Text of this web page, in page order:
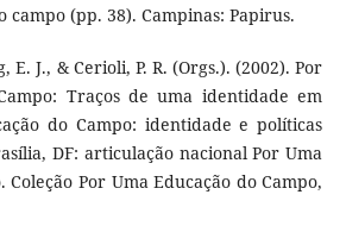
campo (pp. 38). Campinas: Papirus.
E. J., & Cerioli, P. R. (Orgs.). (2002). Por
Traços de uma identidade em
do Campo: identidade e políticas
DF: articulação nacional Por Uma
Coleção Por Uma Educação do Campo,